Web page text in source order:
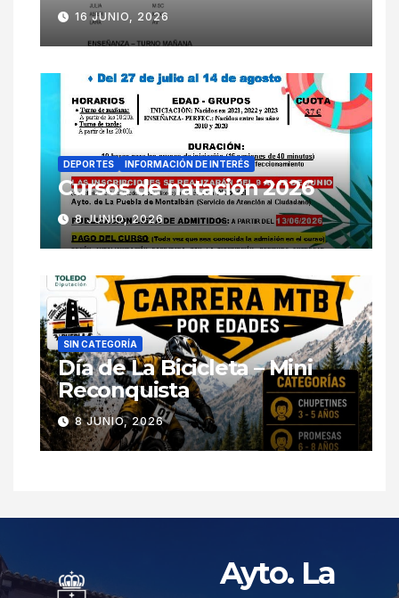
16 JUNIO, 2026
DEPORTES INFORMACIÓN DE INTERÉS
Cursos de natación 2026
8 JUNIO, 2026
SIN CATEGORÍA
Día de La Bicicleta – Mini
Reconquista
8 JUNIO, 2026
Ayto. La